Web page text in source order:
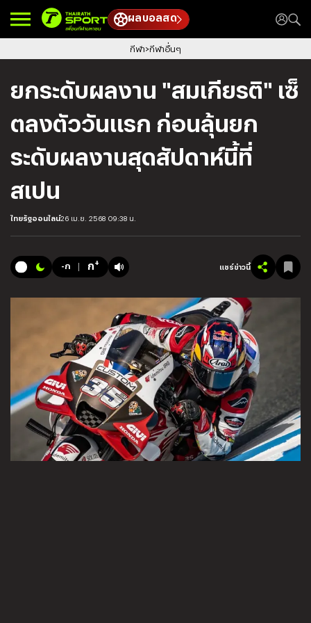
ผลบอลสด
กีฬา กีฬาอื่นๆ
ยกระดับผลงาน "สมเกียรติ" เซ็
ตลงตัววันแรก ก่อนลุ้นยก
ระดับผลงานสุดสัปดาห์นี้ที่
สเปน
ไทยรัฐออนไลน์26 เม.ย. 2568 09:38 น.
-ก ก+ แชร์ข่าวนี้